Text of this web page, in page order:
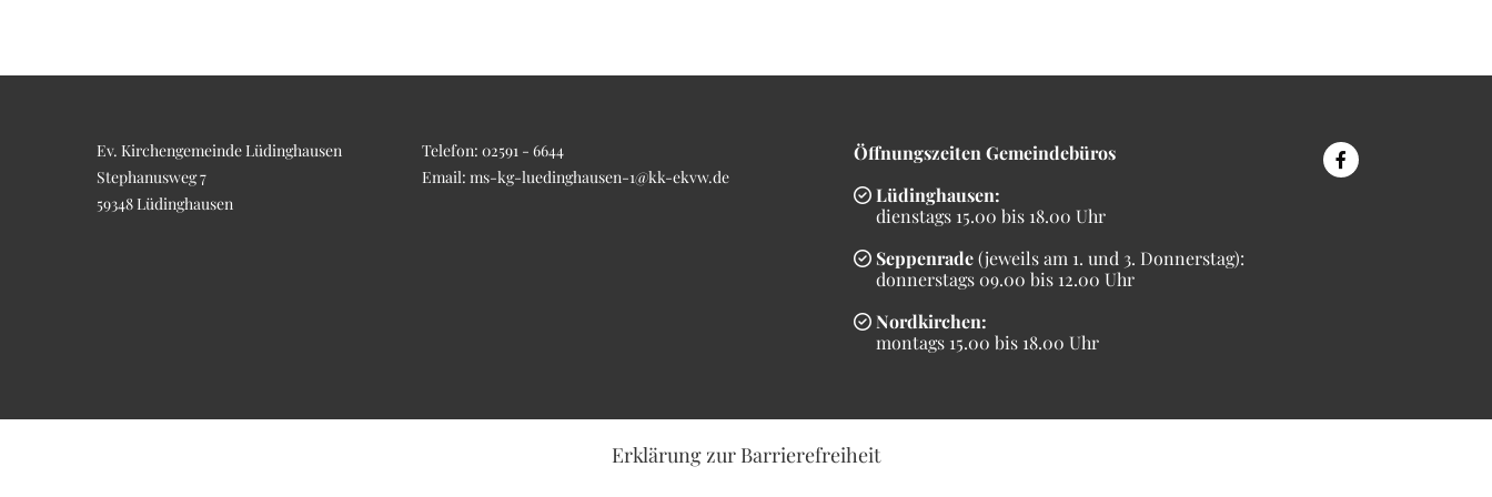
Ev. Kirchengemeinde Lüdinghausen
Stephanusweg 7
59348 Lüdinghausen
Telefon: 02591 - 6644
Email: ms-kg-luedinghausen-1@kk-ekvw.de
Öffnungszeiten Gemeindebüros
 Lüdinghausen:
dienstags 15.00 bis 18.00 Uhr
 Seppenrade(jeweils am 1. und 3. Donnerstag):
donnerstags 09.00 bis 12.00 Uhr
 Nordkirchen:
montags 15.00 bis 18.00 Uhr
Erklärung zur Barrierefreiheit